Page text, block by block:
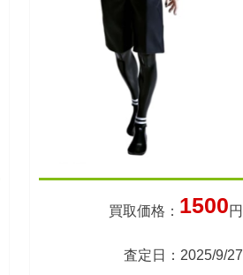
買取価格： 1500円
査定日：2025/9/27